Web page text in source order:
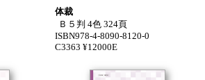
体裁
Ｂ５判 4色 324頁
ISBN978-4-8090-8120-0
C3363 ¥12000E